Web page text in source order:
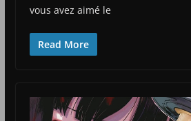
vous avez aimé le
Read More